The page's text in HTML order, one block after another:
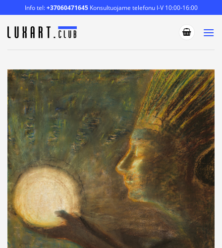
to
content
Info tel:+37060471645Konsultuojame telefonu I-V 10:00-16:00